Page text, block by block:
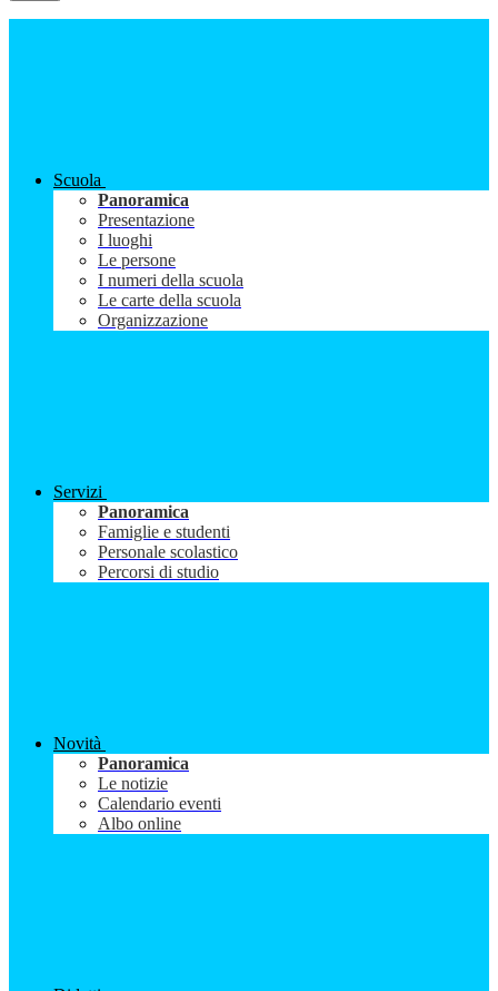
Scuola
Panoramica
Presentazione
I luoghi
Le persone
I numeri della scuola
Le carte della scuola
Organizzazione
Servizi
Panoramica
Famiglie e studenti
Personale scolastico
Percorsi di studio
Novità
Panoramica
Le notizie
Calendario eventi
Albo online